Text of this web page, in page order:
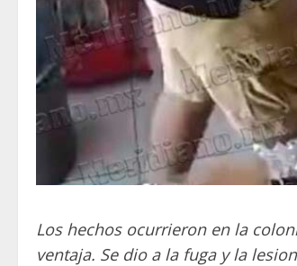
Los hechos ocurrieron en la
ventaja. Se dio a la fuga y la